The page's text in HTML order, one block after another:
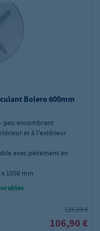
Bolero 600mm
peu encombrant
et à l'extérieur
avec piètement en
1050 mm
126,99 €
106,90 €